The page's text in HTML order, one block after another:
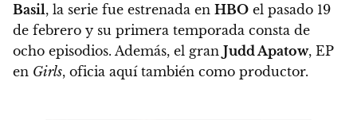
Basil, la serie fue estrenada en HBO el pasado 19
de febrero y su primera temporada consta de
ocho episodios. Además, el gran Judd Apatow, EP
en Girls, oficia aquí también como productor.